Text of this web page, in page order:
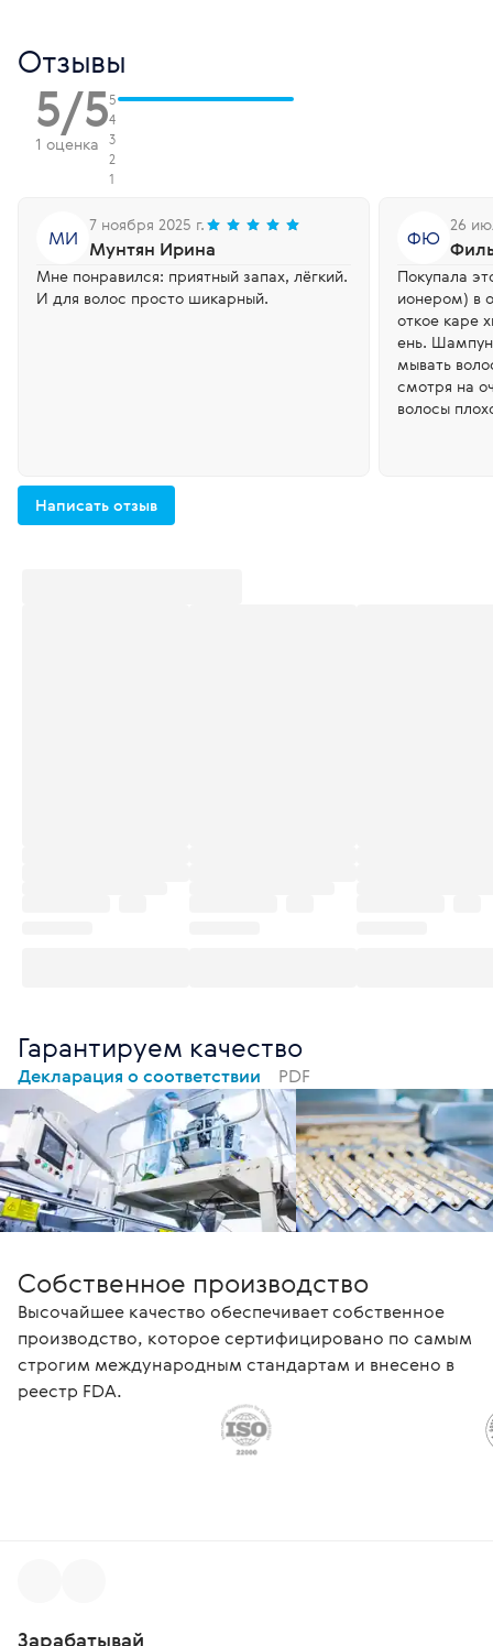
Отзывы
5/5
1 оценка
5
4
3
2
1
МИ
7 ноября 2025 г.
Мунтян Ирина
Мне понравился: приятный запах, лёгкий.
И для волос просто шикарный.
ФЮ
26
Покупала
ионером) в
откое каре
ень.
мывать
смотря на
волосы
Написать отзыв
Гарантируем качество
Декларация о соответствии PDF
Собственное производство
Высочайшее качество обеспечивает собственное
производство, которое сертифицировано по самым
строгим международным стандартам и внесено в
реестр FDA.
Зарабатывай